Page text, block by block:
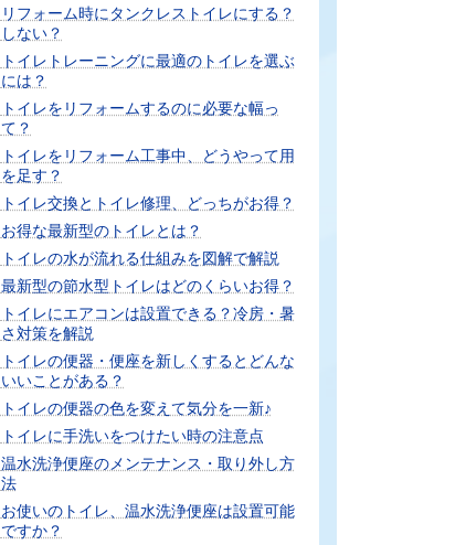
リフォーム時にタンクレストイレにする？
しない？
トイレトレーニングに最適のトイレを選ぶ
には？
トイレをリフォームするのに必要な幅っ
て？
トイレをリフォーム工事中、どうやって用
を足す？
トイレ交換とトイレ修理、どっちがお得？
お得な最新型のトイレとは？
トイレの水が流れる仕組みを図解で解説
最新型の節水型トイレはどのくらいお得？
トイレにエアコンは設置できる？冷房・暑
さ対策を解説
トイレの便器・便座を新しくするとどんな
いいことがある？
トイレの便器の色を変えて気分を一新♪
トイレに手洗いをつけたい時の注意点
温水洗浄便座のメンテナンス・取り外し方
法
お使いのトイレ、温水洗浄便座は設置可能
ですか？